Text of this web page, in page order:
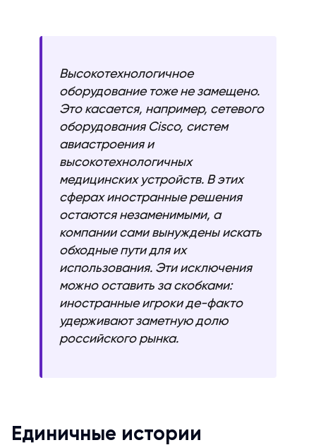
Высокотехнологичное
оборудование тоже не замещено.
Это касается, например, сетевого
оборудования Cisco, систем
авиастроения и
высокотехнологичных
медицинских устройств. В этих
сферах иностранные решения
остаются незаменимыми, а
компании сами вынуждены искать
обходные пути для их
использования. Эти исключения
можно оставить за скобками:
иностранные игроки де-факто
удерживают заметную долю
российского рынка.
Единичные истории